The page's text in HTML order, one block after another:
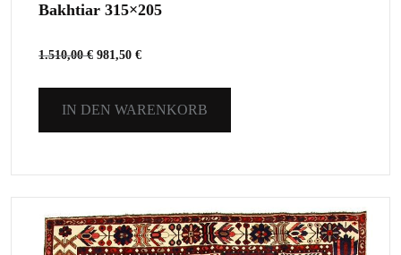
Bakhtiar 315×205
1.510,00€ 981,50 €
IN DEN WARENKORB